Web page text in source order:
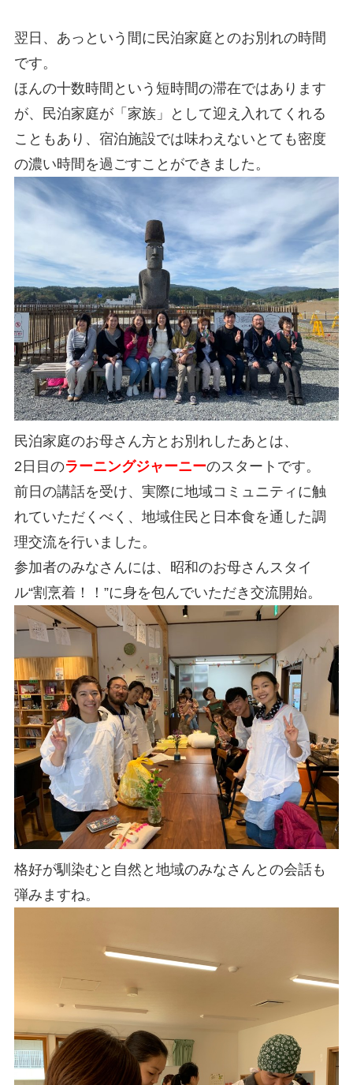
翌日、あっという間に民泊家庭とのお別れの時間
です。
ほんの十数時間という短時間の滞在ではあります
が、民泊家庭が「家族」として迎え入れてくれる
こともあり、宿泊施設では味わえないとても密度
の濃い時間を過ごすことができました。
民泊家庭のお母さん方とお別れしたあとは、
2日目のラーニングジャーニーのスタートです。
前日の講話を受け、実際に地域コミュニティに触
れていただくべく、地域住民と日本食を通した調
理交流を行いました。
参加者のみなさんには、昭和のお母さんスタイ
ル“割烹着！！”に身を包んでいただき交流開始。
格好が馴染むと自然と地域のみなさんとの会話も
弾みますね。